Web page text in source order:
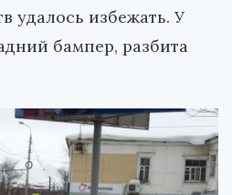
удалось избежать. У
бампер, разбита